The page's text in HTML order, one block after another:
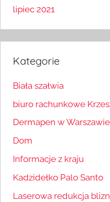
lipiec 2021
Kategorie
Biała szałwia
biuro rachunkowe
Dermapen w Warszawie
Dom
Informacje z kraju
Kadzidełko Palo Santo
Laserowa redukcja